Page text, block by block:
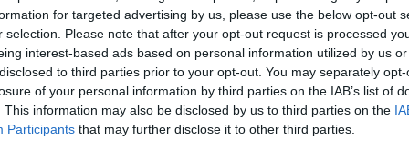
for targeted advertising by us, please use the below opt-out
selection. Please note that after your opt-out request is processed
interest-based ads based on personal information utilized by us
to third parties prior to your opt-out. You may separately
of your personal information by third parties on the IAB’s list of
This information may also be disclosed by us to third parties on the
Participants that may further disclose it to other third parties.
του Μοσχάτου.
ότι «το άρτια εκπαιδευμένο προσωπικό
το πρόβλημα προλαβαίνοντας τα χειρότερα
σημειώνουν ότι: «Κάθε μέρα που ξημερώνει στη
το σταυρό τους να μη τους συμβεί κάτι κακό κατά